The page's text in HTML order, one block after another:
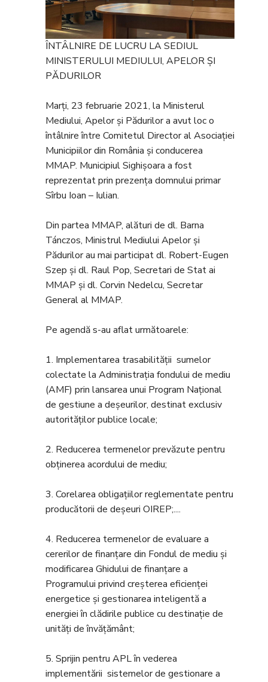
ÎNTÂLNIRE DE LUCRU LA SEDIUL
MINISTERULUI MEDIULUI, APELOR ȘI
PĂDURILOR
Marți, 23 februarie 2021, la Ministerul
Mediului, Apelor și Pădurilor a avut loc o
întâlnire între Comitetul Director al Asociației
Municipiilor din România și conducerea
MMAP. Municipiul Sighișoara a fost
reprezentat prin prezența domnului primar
Sîrbu Ioan – Iulian.
Din partea MMAP, alături de dl. Barna
Tánczos, Ministrul Mediului Apelor și
Pădurilor au mai participat dl. Robert-Eugen
Szep și dl. Raul Pop, Secretari de Stat ai
MMAP și dl. Corvin Nedelcu, Secretar
General al MMAP.
Pe agendă s-au aflat următoarele:
1. Implementarea trasabilității sumelor
colectate la Administrația fondului de mediu
(AMF) prin lansarea unui Program Național
de gestiune a deșeurilor, destinat exclusiv
autorităților publice locale;
2. Reducerea termenelor prevăzute pentru
obținerea acordului de mediu;
3. Corelarea obligațiilor reglementate pentru
producătorii de deșeuri OIREP;....
4. Reducerea termenelor de evaluare a
cererilor de finanțare din Fondul de mediu și
modificarea Ghidului de finanțare a
Programului privind creșterea eficienței
energetice și gestionarea inteligentă a
energiei în clădirile publice cu destinație de
unități de învățământ;
5. Sprijin pentru APL în vederea
implementării sistemelor de gestionare a